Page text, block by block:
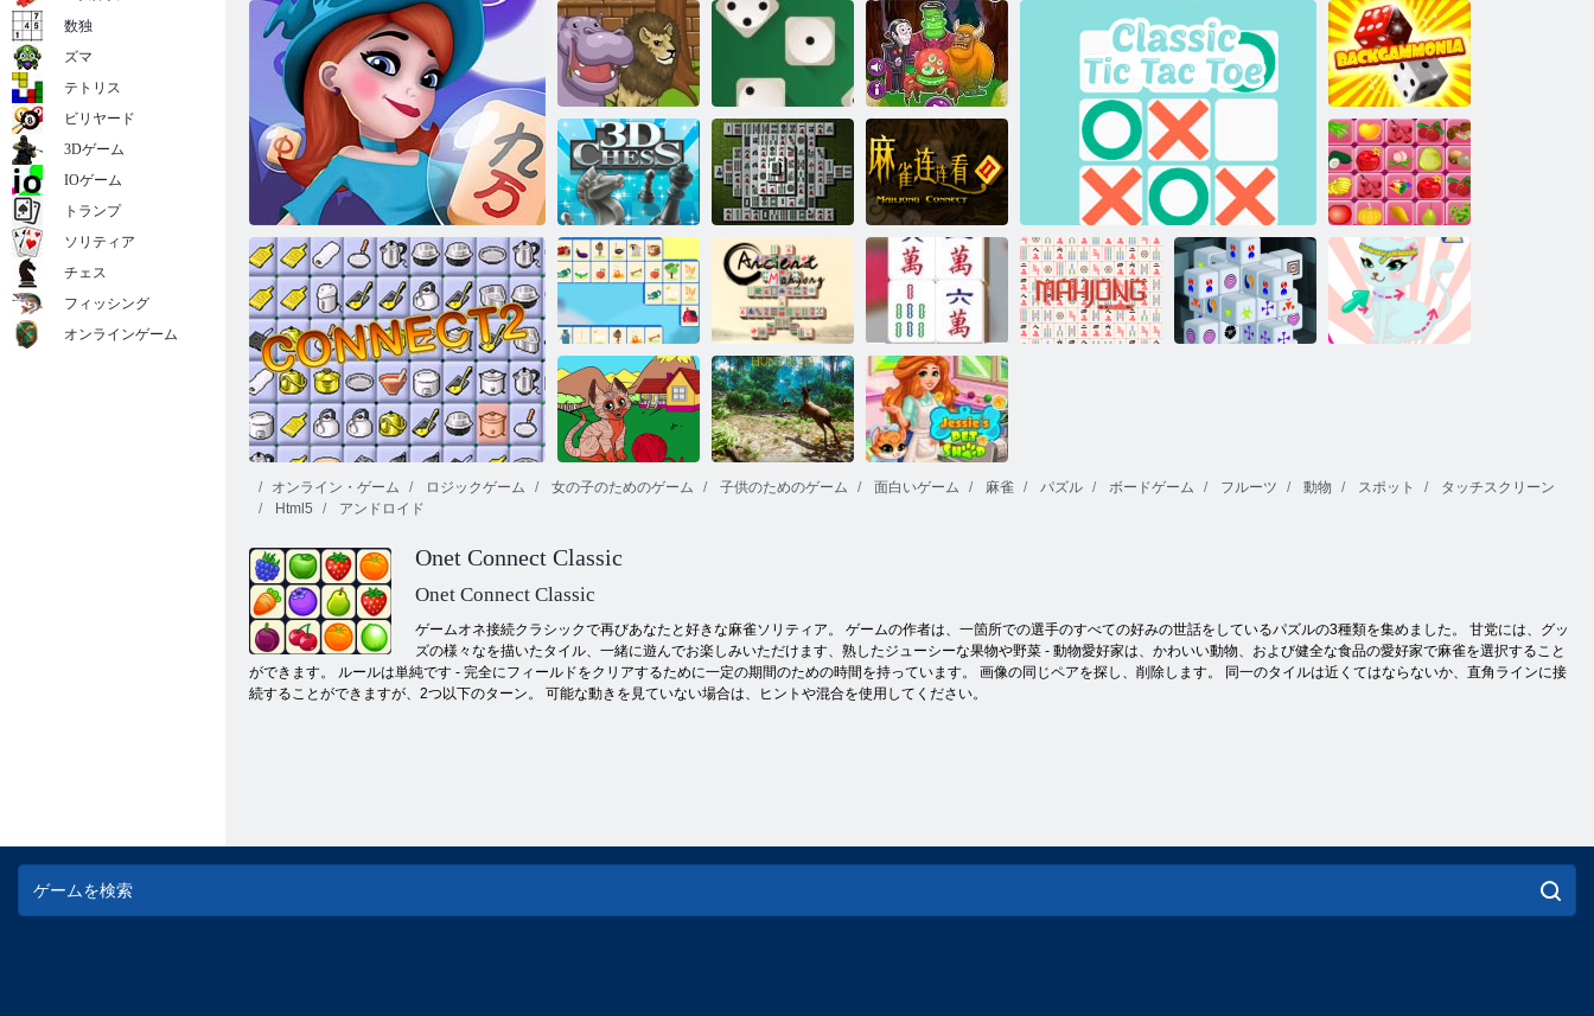
アドベンチャー麻雀
動物園ピンボ
ール
5Diceデュエル
モンステジョ
ン
バックガンモ
ニア
麻雀3D
2を接続します
Mahjong
Connect 2
ファームコネ
クト
古代麻雀 麻雀衝突
ペット
オンライン・ゲーム ロジックゲーム 女の子のためのゲーム 子供のためのゲーム 面白いゲーム 麻雀 パズル ボードゲーム フルーツ 動物 スポット
タッチスクリーン
Html5
アンドロイド
Onet Connect Classic
Onet Connect Classic
ゲームオネ接続クラシックで再びあなたと好きな麻雀ソリティア。 ゲームの作者は、一箇所での選手のすべての好みの世話をしているパズルの3種類を集めました。 甘党には、グッ
ズの様々なを描いたタイル、一緒に遊んでお楽しみいただけます、熟したジューシーな果物や野菜 - 動物愛好家は、かわいい動物、および健全な食品の愛好家で麻雀を選択すること
ができます。 ルールは単純です - 完全にフィールドをクリアするために一定の期間のための時間を持っています。 画像の同じペアを探し、削除します。 同一のタイルは近くてはならないか、直角ラインに接
続することができますが、2つ以下のターン。 可能な動きを見ていない場合は、ヒントや混合を使用してください。
数独
ズマ
テトリス
ビリヤード
3Dゲーム
IOゲーム
トランプ
ソリティア
チェス
フィッシング
オンラインゲーム